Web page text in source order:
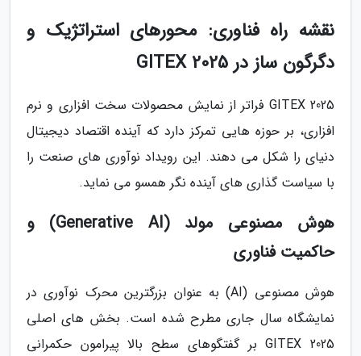
نقشه راه فناوری: محورهای استراتژیک و
دگرگون ساز در GITEX 2025
GITEX 2025 فراتر از نمایش محصولات سخت افزاری و نرم
افزاری، بر حوزه هایی تمرکز دارد که آینده اقتصاد دیجیتال
دنیای را شکل می دهند. این رویداد نوآوری های صنعت را
با سیاست گذاری های آینده نگر همسو می نماید.
هوش مصنوعی مولد (Generative AI) و
حاکمیت فناوری
هوش مصنوعی (AI) به عنوان بزرگترین محرک نوآوری در
نمایشگاه سال جاری مطرح شده است. بخش های اصلی
GITEX 2025 بر گفتگوهای سطح بالا پیرامون حکمرانی